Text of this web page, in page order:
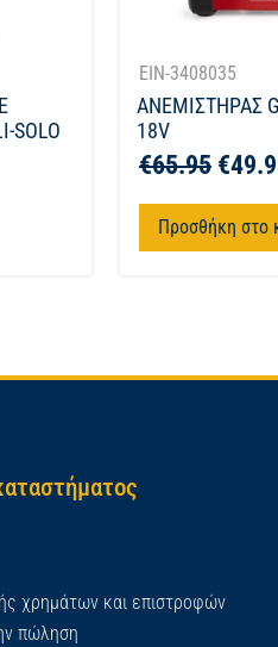
SOLO
EIN-3408035
ΑΝΕΜΙΣΤΗΡΑΣ
18V
€65.95 €
Προσθήκη στο
χρημάτων και επιστροφών
πώληση